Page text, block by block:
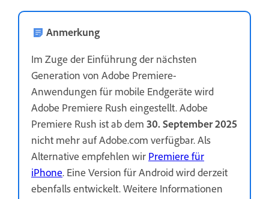
Anmerkung
Im Zuge der Einführung der nächsten
Generation von Adobe Premiere-
Anwendungen für mobile Endgeräte wird
Adobe Premiere Rush eingestellt. Adobe
Premiere Rush ist ab dem 30. September 2025
nicht mehr auf Adobe.com verfügbar. Als
Alternative empfehlen wir Premiere für
iPhone. Eine Version für Android wird derzeit
ebenfalls entwickelt. Weitere Informationen